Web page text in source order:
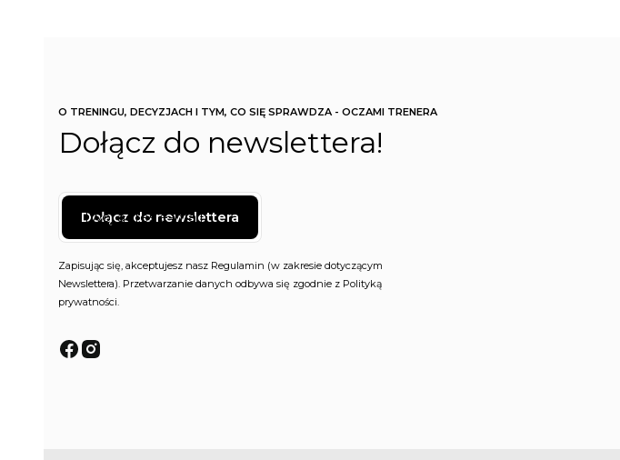
O TRENINGU, DECYZJACH I TYM, CO SIĘ SPRAWDZA - OCZAMI TRENERA
Dołącz do newslettera!
Twój adres e-mail
Dołącz do newslettera
Zapisując się, akceptujesz nasz Regulamin (w zakresie dotyczącym
Newslettera). Przetwarzanie danych odbywa się zgodnie z Polityką
prywatności.